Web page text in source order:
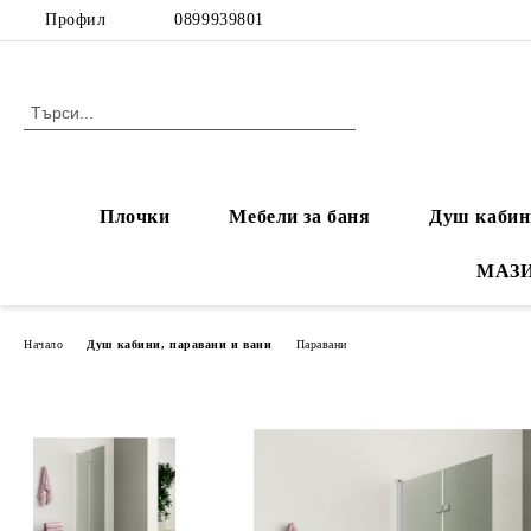
Профил 0899939801
Плочки Мебели за баня Душ
Начало Душ кабини, паравани и вани Паравани